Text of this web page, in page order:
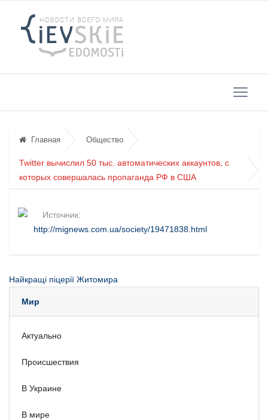
Главная Общество
Twitter вычислил 50 тыс. автоматических аккаунтов, с
которых совершалась пропаганда РФ в США
Источник:
http://mignews.com.ua/society/19471838.html
Найкращі піцерії Житомира
Мир
Актуально
Происшествия
В Украине
В мире